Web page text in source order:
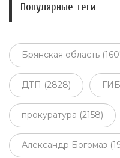
Популярные теги
Брянская область
ДТП (2828)
прокуратура (2158)
Александр Богомаз